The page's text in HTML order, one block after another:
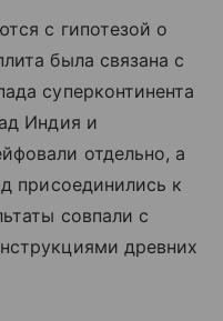
с гипотезой о
была связана с
суперконтинента
Индия и
отдельно, а
присоединились к
совпали с
древних